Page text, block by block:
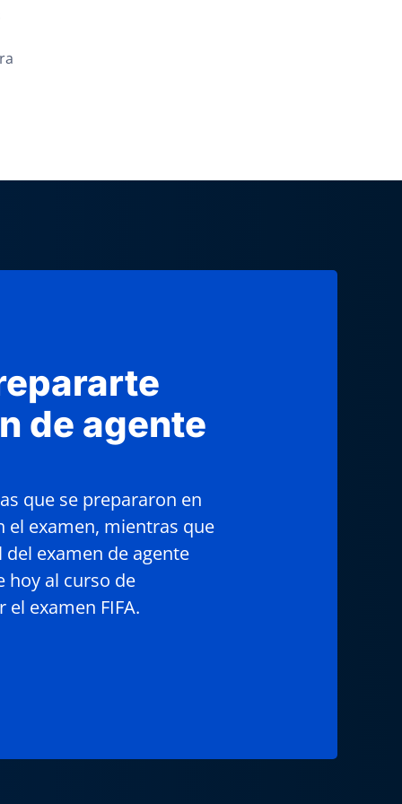
de agente
que se prepararon en
examen, mientras que
examen de agente
hoy al curso de
examen FIFA.